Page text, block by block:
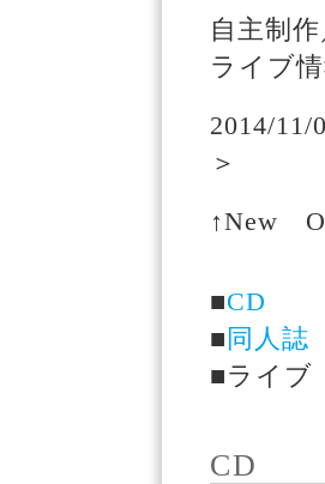
自主制
ライブ
2014/
＞
↑New
■CD
■ 同人誌
■ライブ
CD